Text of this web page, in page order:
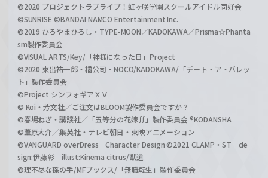
©2020 プロジェクトラブライブ！虹ヶ咲学園スクールアイドル同好会
©SUNRISE ©BANDAI NAMCO Entertainment Inc.
©2019 ひろやまひろし・TYPE-MOON／KADOKAWA／Prisma☆Phanta
sm製作委員会
©VISUAL ARTS/Key/「神様になった日」Project
©2020 東出祐一郎・橘公司・NOCO/KADOKAWA/「デート・ア・バレッ
ト」製作委員会
©Project シンフォギアＸＶ
© Koi・芳文社／ご注文はBLOOM製作委員会ですか？
©春場ねぎ・講談社／「五等分の花嫁∬」製作委員会 ®KODANSHA
©葦原大介／集英社・テレビ朝日・東映アニメーション
©VANGUARD overDress Character Design ©2021 CLAMP・ST de
sign:伊藤彰 illust:Kinema citrus/獣道
©理不尽な孫の手/MFブックス/「無職転生」製作委員会